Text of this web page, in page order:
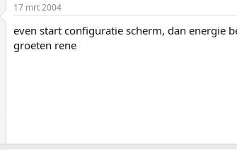
17 mrt 2004
even start configuratie scherm, dan energie
groeten rene